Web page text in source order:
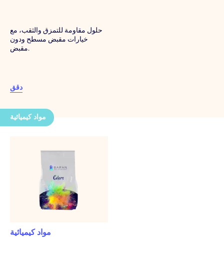
حلول مقاومة للتمزق والثقب، مع
خيارات مقبض مسطح ودون
مقبض.
دقق
مواد كيميائية
مواد كيميائية